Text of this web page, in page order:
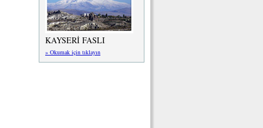
KAYSERİ FASLI
» Okumak için tıklayın